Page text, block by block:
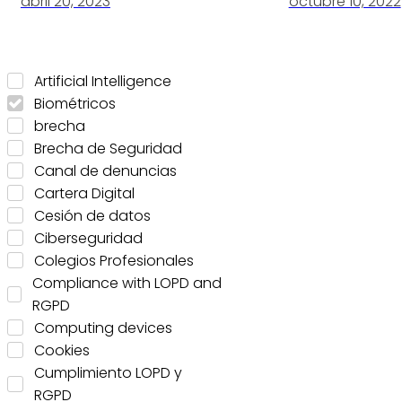
Artificial Intelligence
Biométricos
brecha
Brecha de Seguridad
Canal de denuncias
Cartera Digital
Cesión de datos
Ciberseguridad
Colegios Profesionales
Compliance with LOPD and
RGPD
Computing devices
Cookies
Cumplimiento LOPD y
RGPD